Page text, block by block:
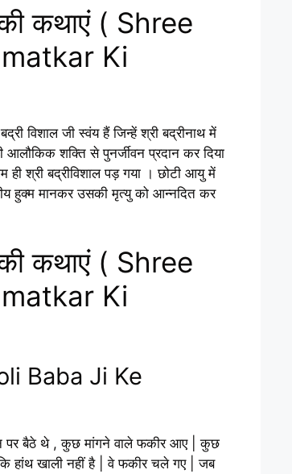
की कथाएं ( Shree
Ki
विशाल जी स्वंय हैं जिन्हें श्री बद्रीनाथ में
आलौकिक शक्ति से पुनर्जीवन प्रदान कर दिया
श्री बद्रीविशाल पड़ गया । छोटी आयु में
हुक्म मानकर उसकी मृत्यु को आन्नदित कर
की कथाएं ( Shree
Ki
Baba Ji Ke
पर बैठे थे , कुछ मांगने वाले फकीर आए | कुछ
हांथ खाली नहीं है | वे फकीर चले गए | जब